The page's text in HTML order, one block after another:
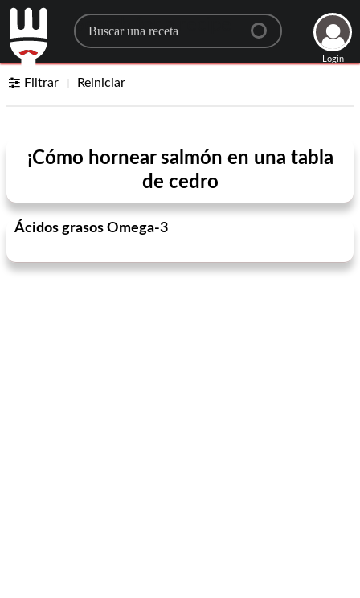
Search for a recipe
Login
Filtrar Reiniciar
¡Cómo hornear salmón en una tabla
de cedro
Ácidos grasos Omega-3